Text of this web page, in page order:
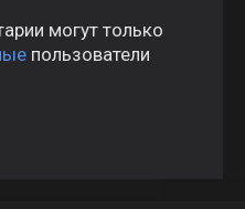
могут только
пользователи